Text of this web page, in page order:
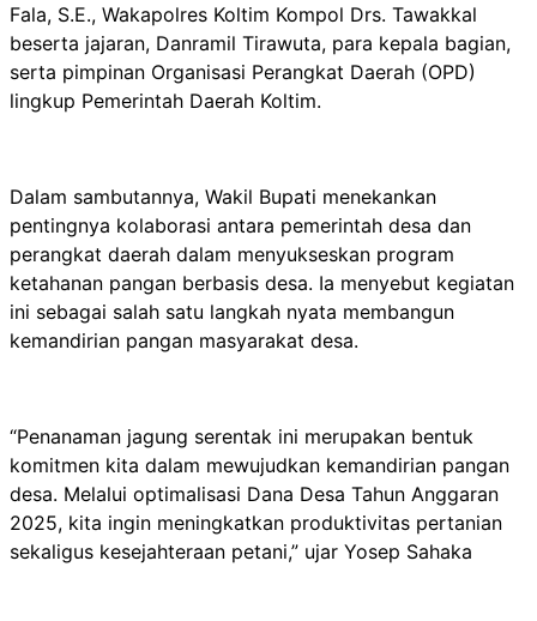
Fala, S.E., Wakapolres Koltim Kompol Drs. Tawakkal
beserta jajaran, Danramil Tirawuta, para kepala bagian,
serta pimpinan Organisasi Perangkat Daerah (OPD)
lingkup Pemerintah Daerah Koltim.
Dalam sambutannya, Wakil Bupati menekankan
pentingnya kolaborasi antara pemerintah desa dan
perangkat daerah dalam menyukseskan program
ketahanan pangan berbasis desa. Ia menyebut kegiatan
ini sebagai salah satu langkah nyata membangun
kemandirian pangan masyarakat desa.
“Penanaman jagung serentak ini merupakan bentuk
komitmen kita dalam mewujudkan kemandirian pangan
desa. Melalui optimalisasi Dana Desa Tahun Anggaran
2025, kita ingin meningkatkan produktivitas pertanian
sekaligus kesejahteraan petani,” ujar Yosep Sahaka